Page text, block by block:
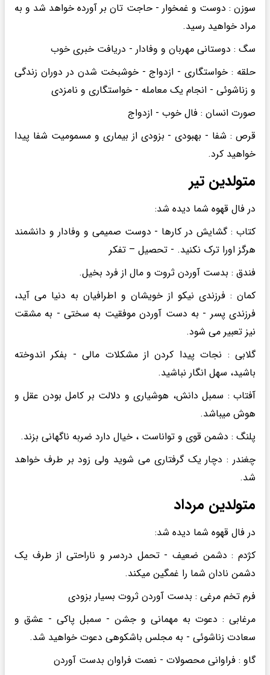
سوزن : دوست و غمخوار - حاجت تان بر آورده خواهد شد و به
مراد خواهید رسید.
سگ : دوستانی مهربان و وفادار - دریافت خبری خوب
حلقه : خواستگاری - ازدواج - خوشبخت شدن در دوران زندگی
و زناشوئی - انجام یک معامله - خواستگاری و نامزدی
صورت انسان : فال خوب - ازدواج
قرص : شفا - بهبودی - بزودی از بیماری و مسمومیت شفا پیدا
خواهید کرد.
متولدین تیر
در فال قهوه شما دیده شد:
کتاب : گشایش در کارها - دوست صمیمی و وفادار و دانشمند
هرگز اورا ترک نکنید. - تحصیل – تفکر
فندق : بدست آوردن ثروت و مال از فرد بخیل.
کمان : فرزندی نیکو از خویشان و اطرافیان به دنیا می آید،
فرزندی پسر - به دست آوردن موفقیت به سختی - به مشقت
نیز تعبیر می شود.
گلابی : نجات پیدا کردن از مشکلات مالی - بفکر اندوخته
باشید، سهل انگار نباشید.
آفتاب : سمبل دانش، هوشیاری و دلالت بر کامل بودن عقل و
هوش میباشد.
پلنگ : دشمن قوی و تواناست ، خیال دارد ضربه ناگهانی بزند.
چغندر : دچار یک گرفتاری می شوید ولی زود بر طرف خواهد
شد.
متولدین مرداد
در فال قهوه شما دیده شد:
کژدم : دشمن ضعیف - تحمل دردسر و ناراحتی از طرف یک
دشمن نادان شما را غمگین میکند.
فرم تخم مرغی : بدست آوردن ثروت بسیار بزودی
مرغابی : دعوت به مهمانی و جشن - سمبل پاکی - عشق و
سعادت زناشوئی - به مجلس باشکوهی دعوت خواهید شد.
گاو : فراوانی محصولات - نعمت فراوان بدست آوردن